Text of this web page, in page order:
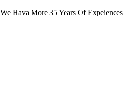
We Hava More 35 Years Of Expeiences